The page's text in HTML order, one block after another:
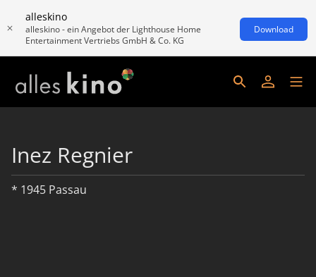
alleskino
alleskino - ein Angebot der Lighthouse Home
Entertainment Vertriebs GmbH & Co. KG
Download
Inez Regnier
* 1945 Passau